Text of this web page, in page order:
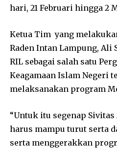
hari, 21 Februari hingga 2
Ketua Tim yang
Raden Intan Lampung, Ali
RIL sebagai salah satu
Keagamaan Islam Negeri
melaksanakan program
“Untuk itu segenap
harus mampu turut serta
serta menggerakkan